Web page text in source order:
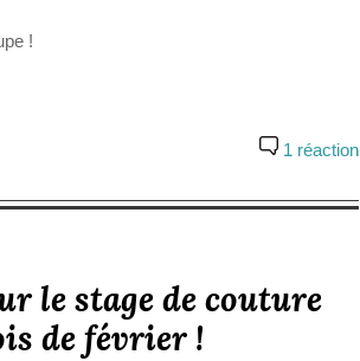
!
1 réaction
le stage de couture
de février !